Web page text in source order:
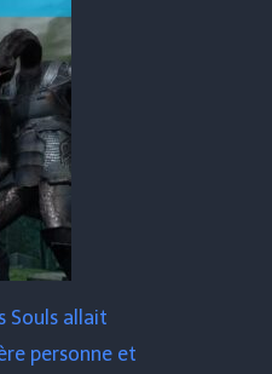
Souls allait
personne et